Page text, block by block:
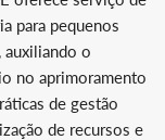
para pequenos
auxiliando o
no aprimoramento
de gestão
de recursos e